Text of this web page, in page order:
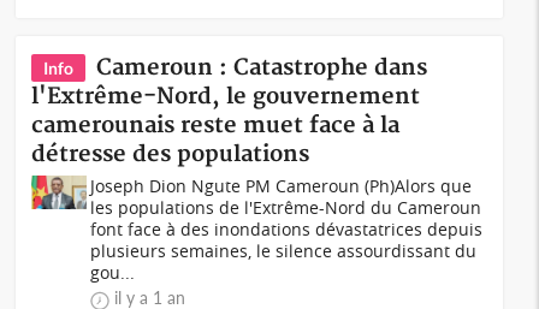
Info
Cameroun : Catastrophe dans
l'Extrême-Nord, le gouvernement
camerounais reste muet face à la
détresse des populations
Joseph Dion Ngute PM Cameroun (Ph)Alors que
les populations de l'Extrême-Nord du Cameroun
font face à des inondations dévastatrices depuis
plusieurs semaines, le silence assourdissant du
gou...
il y a 1 an